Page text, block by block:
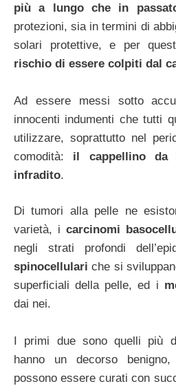
più a lungo che in
protezioni, sia in termini di
solari protettive, e per
rischio di essere colpiti dal
Ad essere messi sotto
innocenti indumenti che tutti
utilizzare, soprattutto nel
comodità: il cappellino da
infradito.
Di tumori alla pelle ne
varietà, i carcinomi
negli strati profondi
spinocellulari che si
superficiali della pelle, ed i
dai nei.
I primi due sono quelli più
hanno un decorso
possono essere curati con